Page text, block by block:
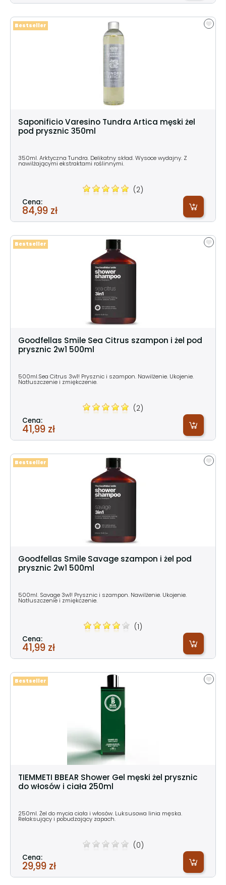
Saponificio Varesino Tundra Artica męski żel
pod prysznic 350ml
350ml. Arktyczna Tundra. Delikatny skład. Wysoce wydajny. Z
nawilżającymi ekstraktami roślinnymi.
(2)
Cena:
84,99 zł
Bestseller
Goodfellas Smile Sea Citrus szampon i żel pod
prysznic 2w1 500ml
500ml.Sea Citrus 3w1! Prysznic i szampon. Nawilżenie. Ukojenie.
Natłuszczenie i zmiękczenie.
(2)
Cena:
41,99 zł
Bestseller
Goodfellas Smile Savage szampon i żel pod
prysznic 2w1 500ml
500ml. Savage 3w1! Prysznic i szampon. Nawilżenie. Ukojenie.
Natłuszczenie i zmiękczenie.
(1)
Cena:
41,99 zł
Bestseller
TIEMMETI BBEAR Shower Gel męski żel prysznic
do włosów i ciała 250ml
250ml. Żel do mycia ciała i włosów. Luksusowa linia męska.
Relaksujący i pobudzający zapach.
(0)
Cena:
29,99 zł
Bestseller